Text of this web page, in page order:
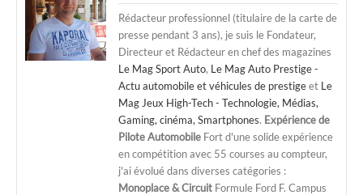
Rédacteur professionnel (titulaire de la carte de
presse pendant 3 ans), je suis le Fondateur,
Directeur et Rédacteur en chef des magazines
Le Mag Sport Auto, Le Mag Auto Prestige -
Actu automobile et véhicules de prestigeet Le
Mag Jeux High-Tech - Technologie, Médias,
Gaming, cinéma, Smartphones. Expérience de
Pilote Automobile Fort d'une solide expérience
en compétition avec 55 courses au compteur,
j'ai évolué dans diverses catégories :
Monoplace & Circuit Formule Ford F. Campus